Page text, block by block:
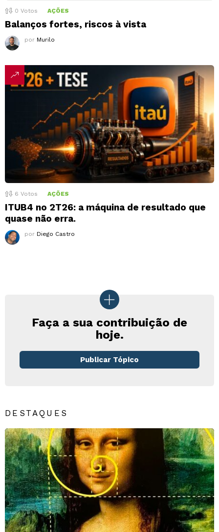
0 Votos AÇÕES
Balanços fortes, riscos à vista
por Murilo
6 Votos AÇÕES
ITUB4 no 2T26: a máquina de resultado que
quase não erra.
por Diego Castro
Faça a sua contribuição de
hoje.
Publicar Tópico
DESTAQUES